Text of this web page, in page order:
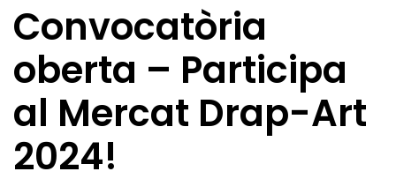
Convocatòria
oberta – Participa
al Mercat Drap-Art
2024!